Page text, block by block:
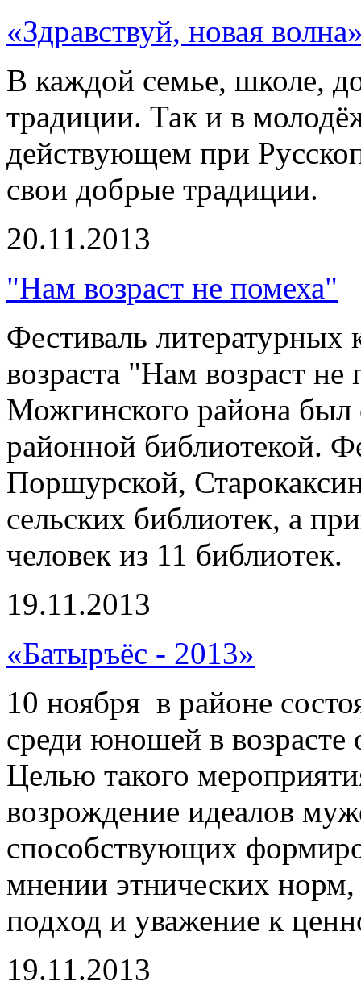
«Здравствуй, новая
В каждой семье, школе,
традиции. Так и в
действующем при
свои добрые традиции.
20.11.2013
"Нам возраст не помеха"
Фестиваль литературных
возраста "Нам возраст
Можгинского района был
районной библиотекой.
Поршурской,
сельских библиотек, а
человек из 11 библиотек.
19.11.2013
«Батыръёс - 2013»
10 ноября в районе
среди юношей в возрасте
Целью такого
возрождение идеалов
способствующих
мнении этнических
подход и уважение к
19.11.2013